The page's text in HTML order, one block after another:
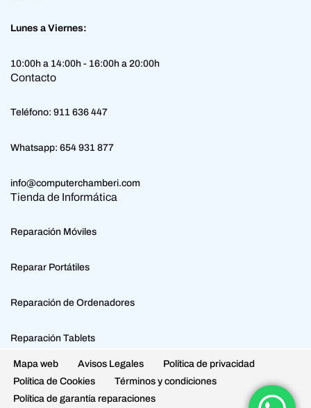
Lunes a Viernes:
10:00h a 14:00h - 16:00h a 20:00h
Contacto
Teléfono: 911 636 447
Whatsapp: 654 931 877
info@computerchamberi.com
Tienda de Informática
Reparación Móviles
Reparar Portátiles
Reparación de Ordenadores
Reparación Tablets
Mapa web Avisos Legales
Política de privacidad
Política de Cookies
Términos y condiciones
Política de garantía reparaciones